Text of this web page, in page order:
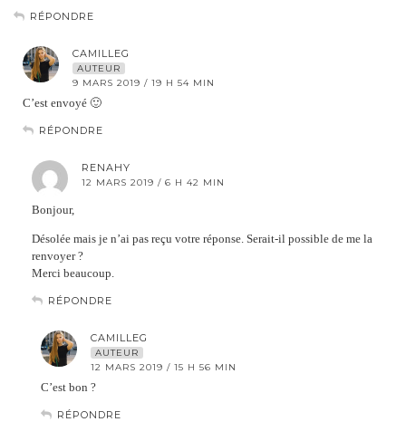
RÉPONDRE
CAMILLEG
AUTEUR
9 MARS 2019 / 19 H 54 MIN
C’est envoyé 🙂
RÉPONDRE
RENAHY
12 MARS 2019 / 6 H 42 MIN
Bonjour,
Désolée mais je n’ai pas reçu votre réponse. Serait-il possible de me la
renvoyer ?
Merci beaucoup.
RÉPONDRE
CAMILLEG
AUTEUR
12 MARS 2019 / 15 H 56 MIN
C’est bon ?
RÉPONDRE